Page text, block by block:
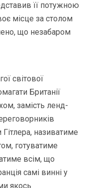
її потужною
місце за столом
що незабаром
світової
Британії
замість ленд-
називатиме
готуватиме
всім, що
самі винні у
якось